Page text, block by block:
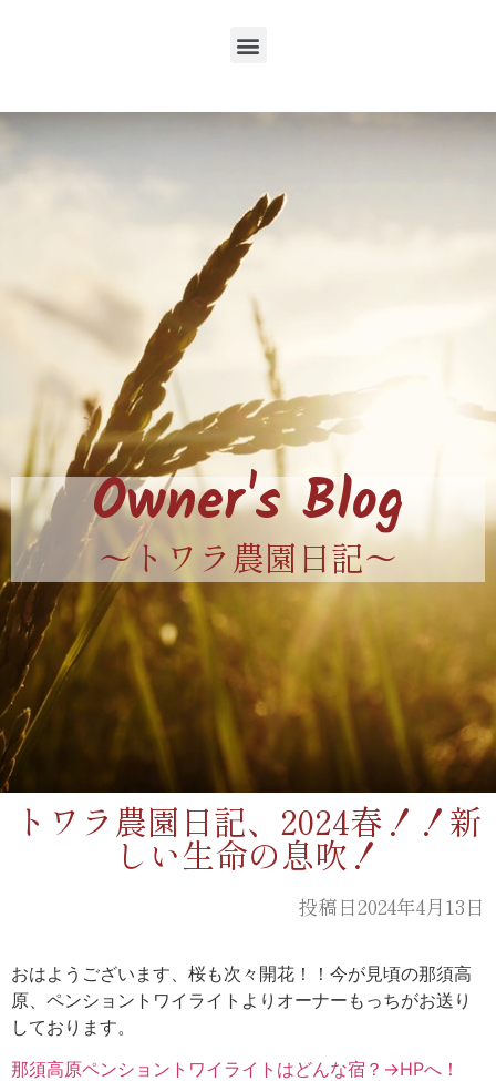
Owner's Blog
〜トワラ農園日記〜
トワラ農園日記、2024春！！新
しい生命の息吹！
投稿日2024年4月13日
おはようございます、桜も次々開花！！今が見頃の那須高
原、ペンショントワイライトよりオーナーもっちがお送り
しております。
那須高原ペンショントワイライトはどんな宿？→HPへ！